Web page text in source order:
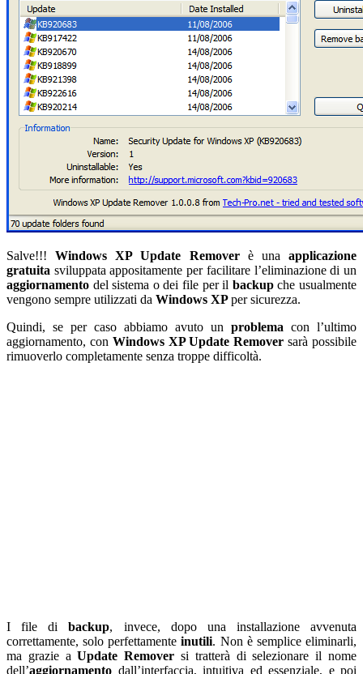
Salve!!!Windows XP Update Remover è unaapplicazione
gratuita sviluppata appositamente per facilitare l’eliminazione di un
aggiornamento del sistema o dei file per il backupche usualmente
vengono sempre utilizzati da Windows XPper sicurezza.
Quindi, se per caso abbiamo avuto un problema con l’ultimo
aggiornamento, con Windows XP Update Removersarà possibile
rimuoverlo completamente senza troppe difficoltà.
I file dibackup, invece, dopo una installazione avvenuta
correttamente, solo perfettamenteinutili. Non è semplice eliminarli,
ma grazie aUpdate Removersi tratterà di selezionare il nome
dell’aggiornamento dall’interfaccia, intuitiva ed essenziale, e poi